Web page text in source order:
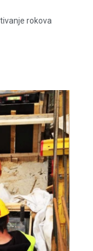
rokova